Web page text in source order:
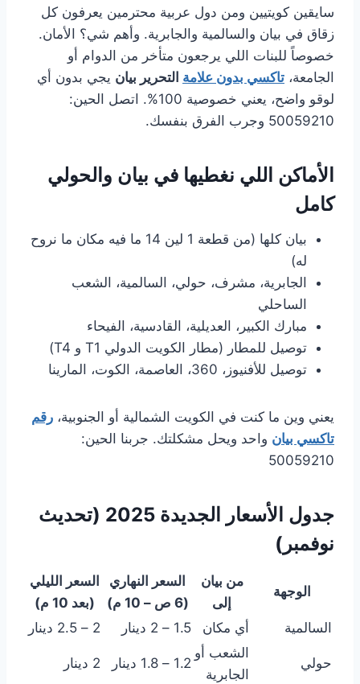
سايقين كويتيين ومن دول عربية محترمين يعرفون كل
زقاق في بيان والسالمية والجابرية. وأهم شي؟ الأمان.
خصوصاً للبنات اللي يرجعون متأخر من الدوام أو
الجامعة، تاكسي بدون علامة التحرير بيان يجي بدون أي
لوقو واضح، يعني خصوصية 100%. اتصل الحين:
50059210 وجرب الفرق بنفسك.
الأماكن اللي نغطيها في بيان والحولي
كامل
بيان كلها (من قطعة 1 لين 14 ما فيه مكان ما نروح
له)
الجابرية، مشرف، حولي، السالمية، الشعب
الساحلي
مبارك الكبير، العديلية، القادسية، الفيحاء
توصيل للمطار (مطار الكويت الدولي T1 و T4)
توصيل للأفنيوز، 360، العاصمة، الكوت، المارينا
يعني وين ما كنت في الكويت الشمالية أو الجنوبية، رقم
تاكسي بيان واحد ويحل مشكلتك. جربنا الحين:
50059210
جدول الأسعار الجديدة 2025 (تحديث
نوفمبر)
الوجهة
من بيان
إلى
السعر النهاري
(6 ص – 10 م)
السعر الليلي
(بعد 10 م)
السالمية
أي مكان 1.5 – 2 دينار 2 – 2.5 دينار
حولي
الشعب أو
الجابرية
1.2 – 1.8 دينار 2 دينار